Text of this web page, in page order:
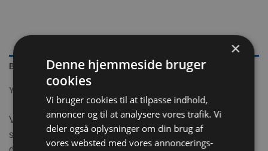
BESKRIVELSE
YDERLIGERE INFORMATION
Vandflaske der kan side fast med de medfølgende
sugekopper, men kan også sættes fast på tremmer med
×
Denne hjemmeside bruger
cookies
Vi bruger cookies til at tilpasse indhold,
annoncer og til at analysere vores trafik. Vi
deler også oplysninger om din brug af
vores websted med vores annoncerings-